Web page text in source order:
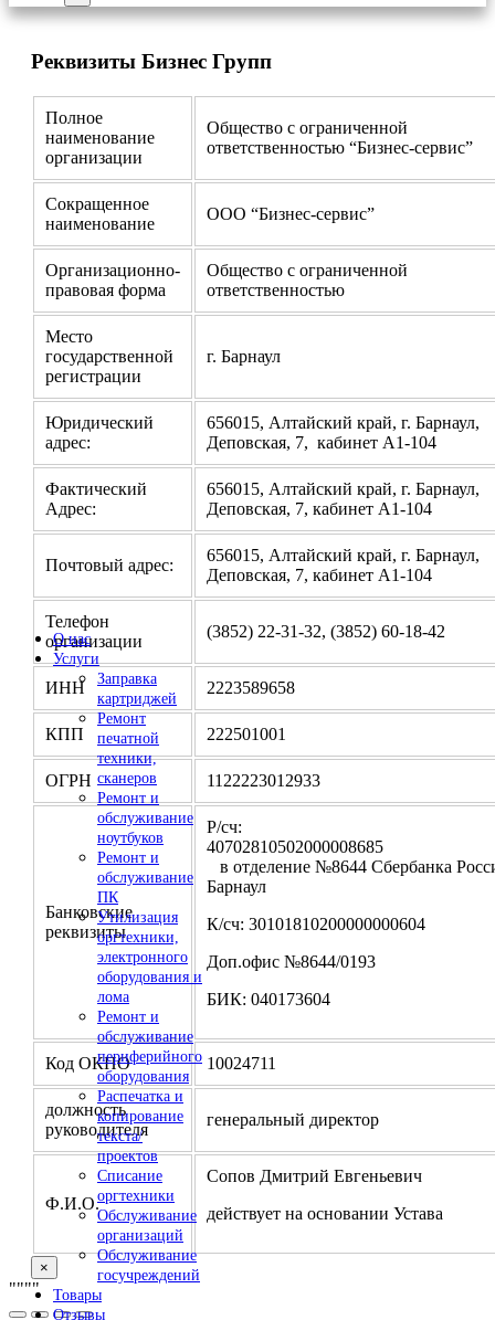
О нас
Услуги
Заправка
картриджей
Ремонт
печатной
техники,
сканеров
Ремонт и
обслуживание
ноутбуков
Ремонт и
обслуживание
ПК
Утилизация
оргтехники,
электронного
оборудования и
лома
Ремонт и
обслуживание
периферийного
оборудования
Распечатка и
копирование
текста/
проектов
Списание
оргтехники
Обслуживание
организаций
Обслуживание
госучреждений
Товары
Отзывы
Реквизиты Бизнес Групп
Полное
наименование
организации
Общество с ограниченной
ответственностью “Бизнес-сервис”
Сокращенное
наименование
ООО “Бизнес-сервис”
Организационно-
правовая форма
Общество с ограниченной
ответственностью
Место
государственной
регистрации
г. Барнаул
Юридический
адрес:
656015, Алтайский край, г. Барнаул,
Деповская, 7, кабинет А1-104
Фактический
Адрес:
656015, Алтайский край, г. Барнаул,
Деповская, 7, кабинет А1-104
Почтовый адрес:
656015, Алтайский край, г. Барнаул,
Деповская, 7, кабинет А1-104
Телефон
организации
(3852) 22-31-32, (3852) 60-18-42
ИНН 2223589658
КПП 222501001
ОГРН 1122223012933
Банковские
реквизиты
Р/сч:
в отделение №8644 Сбербанка
Барнаул
К/сч: 30101810200000000604
Доп.офис №8644/0193
БИК: 040173604
Код ОКПО 10024711
должность
руководителя
генеральный директор
Ф.И.О.
Сопов Дмитрий Евгеньевич
действует на основании Устава
×
""""